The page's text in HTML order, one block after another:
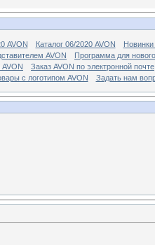
AVON Каталог 06/2020 AVON
Новинки
AVON
Программа для
AVON
Заказ AVON по электронной почте
с логотипом AVON Задать нам